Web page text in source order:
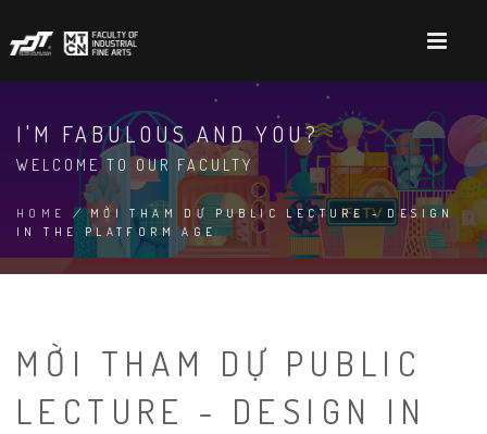
to
main
content
I'M FABULOUS AND YOU?
WELCOME TO OUR FACULTY
BREADCRUMB
HOME /MỜI THAM DỰ PUBLIC LECTURE - DESIGN
IN THE PLATFORM AGE
MỜI THAM DỰ PUBLIC
LECTURE - DESIGN IN